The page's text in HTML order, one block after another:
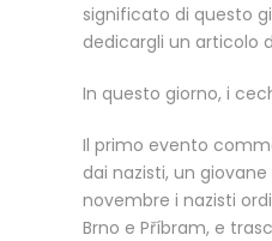
significato di questo
dedicargli un articolo
In questo giorno, i
Il primo evento
dai nazisti, un
novembre i nazisti
Brno e Příbram, e